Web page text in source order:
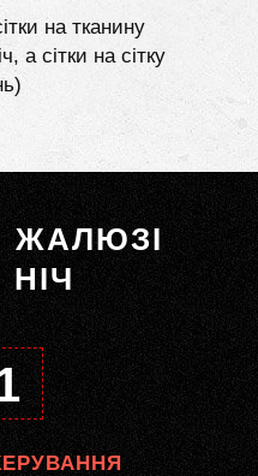
на тканину
а сітки на сітку
ЖАЛЮЗІ